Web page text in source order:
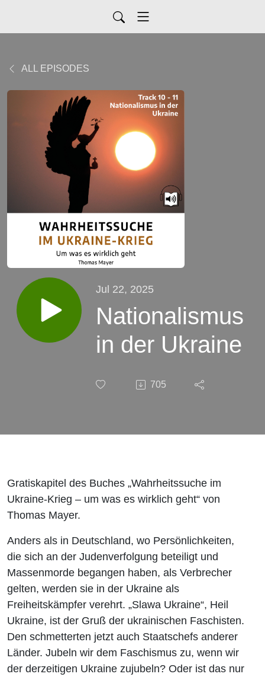
ALL EPISODES
Jul 22, 2025
Nationalismus
in der Ukraine
705
Gratiskapitel des Buches „Wahrheitssuche im
Ukraine-Krieg – um was es wirklich geht“ von
Thomas Mayer.
Anders als in Deutschland, wo Persönlichkeiten,
die sich an der Judenverfolgung beteiligt und
Massenmorde begangen haben, als Verbrecher
gelten, werden sie in der Ukraine als
Freiheitskämpfer verehrt. „Slawa Ukraine“, Heil
Ukraine, ist der Gruß der ukrainischen Faschisten.
Den schmetterten jetzt auch Staatschefs anderer
Länder. Jubeln wir dem Faschismus zu, wenn wir
der derzeitigen Ukraine zujubeln? Oder ist das nur